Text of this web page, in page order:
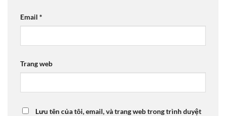
Email *
Trang web
Lưu tên của tôi, email, và trang web trong trình duyệt